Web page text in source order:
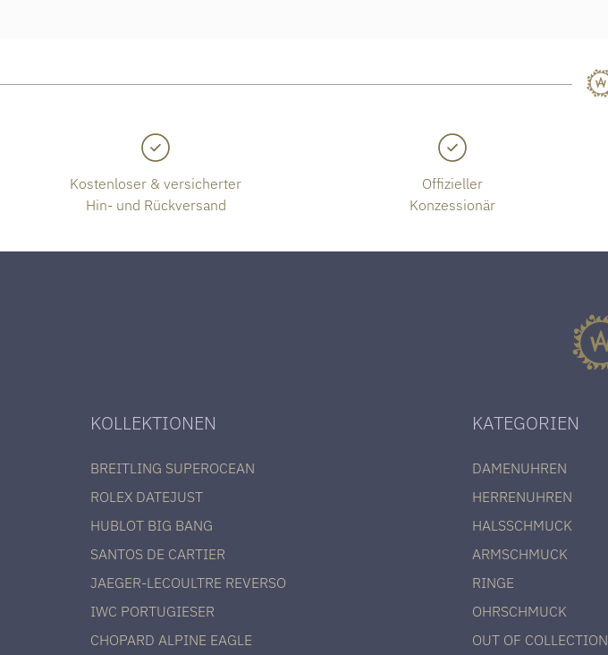
Kostenloser & versicherter
Hin- und Rückversand
Offizieller
Konzessionär
KOLLEKTIONEN
BREITLING SUPEROCEAN
ROLEX DATEJUST
HUBLOT BIG BANG
SANTOS DE CARTIER
JAEGER-LECOULTRE REVERSO
IWC PORTUGIESER
CHOPARD ALPINE EAGLE
KATEGORIEN
DAMENUHREN
HERRENUHREN
HALSSCHMUCK
ARMSCHMUCK
RINGE
OHRSCHMUCK
OUT OF COLLECTION